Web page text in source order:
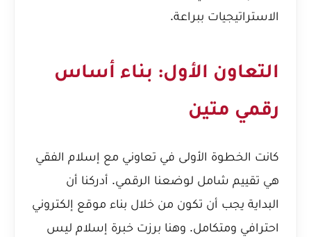
الاستراتيجيات ببراعة.
التعاون الأول: بناء أساس
رقمي متين
كانت الخطوة الأولى في تعاوني مع إسلام الفقي
هي تقييم شامل لوضعنا الرقمي. أدركنا أن
البداية يجب أن تكون من خلال بناء موقع إلكتروني
احترافي ومتكامل. وهنا برزت خبرة إسلام ليس